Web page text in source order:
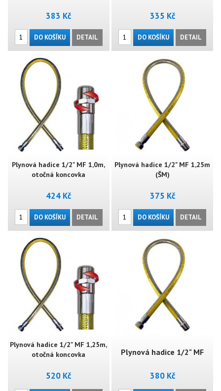
383 Kč
DO KOŠÍKU DETAIL
1,0m (ŠM)
335 Kč
DO KOŠÍKU DETAIL
Plynová hadice 1/2" MF 1,0m,
otočná koncovka
424 Kč
DO KOŠÍKU DETAIL
Plynová hadice 1/2" MF 1,25m
(ŠM)
375 Kč
DO KOŠÍKU DETAIL
Plynová hadice 1/2" MF 1,25m,
otočná koncovka
520 Kč
Plynová hadice 1/2" MF
1,5m (ŠM)
380 Kč